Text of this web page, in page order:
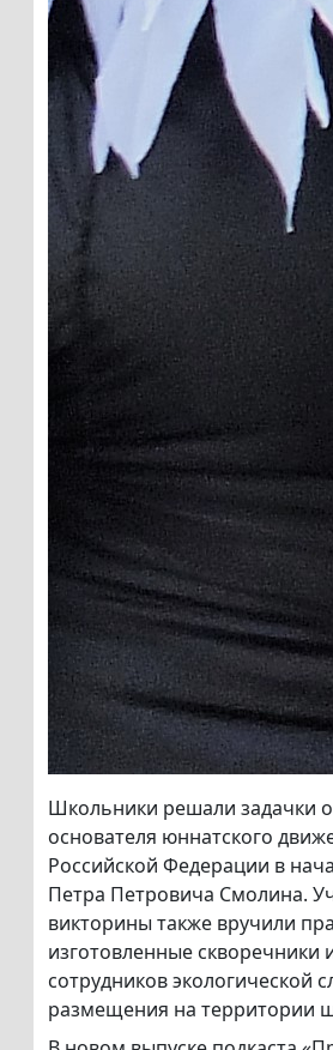
Школьники решали задачки
основателя юннатского
Российской Федерации в
Петра Петровича Смолина.
викторины также вручили
изготовленные скворечники
сотрудников экологической
размещения на территории